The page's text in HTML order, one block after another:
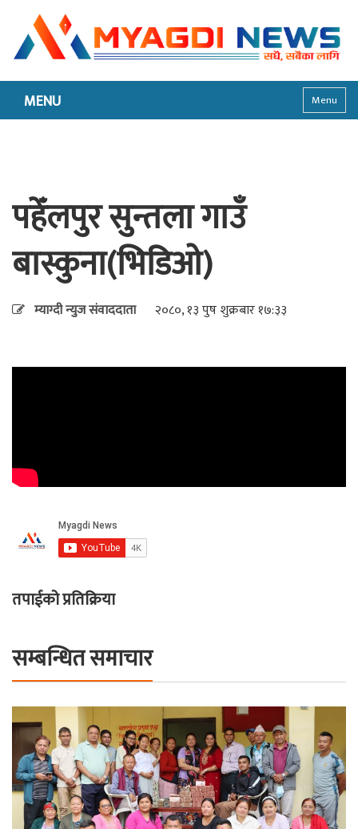
MENU Menu
पहेँलपुर सुन्तला गाउँ
बास्कुना(भिडिओ)
म्याग्दी न्युज संवाददाता २०८०, १३ पुष शुक्रबार १७:३३
तपाईको प्रतिक्रिया
सम्बन्धित समाचार